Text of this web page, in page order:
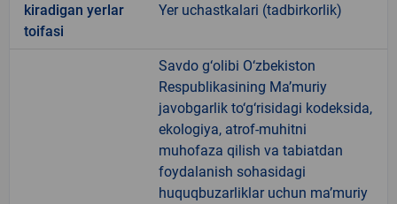
kiradigan yerlar
toifasi
Yer uchastkalari (tadbirkorlik)
Savdo g‘olibi O‘zbekiston
Respublikasining Ma’muriy
javobgarlik to‘g‘risidagi kodeksida,
ekologiya, atrof-muhitni
muhofaza qilish va tabiatdan
foydalanish sohasidagi
huquqbuzarliklar uchun ma’muriy